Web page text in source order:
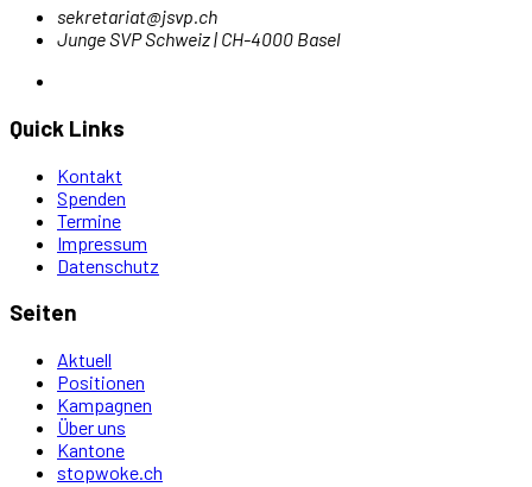
sekretariat@jsvp.ch
Junge SVP Schweiz | CH-4000 Basel
Quick Links
Kontakt
Spenden
Termine
Impressum
Datenschutz
Seiten
Aktuell
Positionen
Kampagnen
Über uns
Kantone
stopwoke.ch